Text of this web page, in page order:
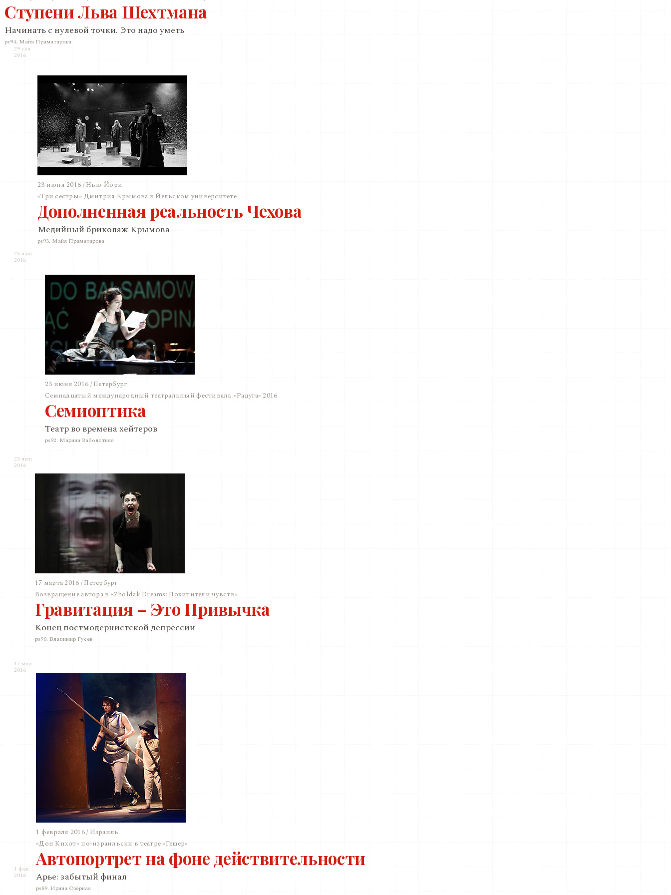
Ступени Льва Шехтмана
Начинать с нулевой точки. Это надо уметь
ps94. Майя Праматарова
23 июня 2016 / Нью-Йорк
«Три сестры» Дмитрия Крымова в Йельском университете
Дополненная реальность Чехова
Медийный бриколаж Крымова
ps93. Майя Праматарова
23 июня 2016 / Петербург
Семнадцатый международный театральный фестиваль «Радуга» 2016
Семиоптика
Театр во времена хейтеров
ps92. Марина Заболотняя
17 марта 2016 / Петербург
Возвращение автора в «Zholdak Dreams: Похитители чувств»
Гравитация – Это Привычка
Конец постмодернистской депрессии
ps90. Владимир Гусев
1 февраля 2016 / Израиль
«Дон Кихот» по-израильски в театре «Гешер»
Автопортрет на фоне действительности
Арье: забытый финал
ps89. Ирина Озёрная
29 сен
2016
23 июн
2016
23 июн
2016
17 мар
2016
1 фев
2016